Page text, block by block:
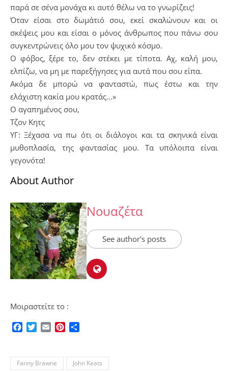
παρά σε σένα μονάχα κι αυτό θέλω να το γνωρίζεις!
Όταν είσαι στο δωμάτιό σου, εκεί σκαλώνουν και οι
σκέψεις μου και είσαι ο μόνος άνθρωπος που πάνω σου
συγκεντρώνεις όλο μου τον ψυχικό κόσμο.
Ο φόβος, ξέρε το, δεν στέκει με τίποτα. Αχ, καλή μου,
ελπίζω, να μη με παρεξήγησες για αυτά που σου είπα.
Ακόμα δε μπορώ να φανταστώ, πως έστω και την
ελάχιστη κακία μου κρατάς…»
Ο αγαπημένος σου,
Τζον Κητς
ΥΓ: Ξέχασα να πω ότι οι διάλογοι και τα σκηνικά είναι
μυθοπλασία, της φαντασίας μου. Τα υπόλοιπα είναι
γεγονότα!
About Author
Νουαζέτα
See author's posts
Μοιραστείτε το :
Facebook
TwitterEmailPinterest
Fanny Brawne John Keats